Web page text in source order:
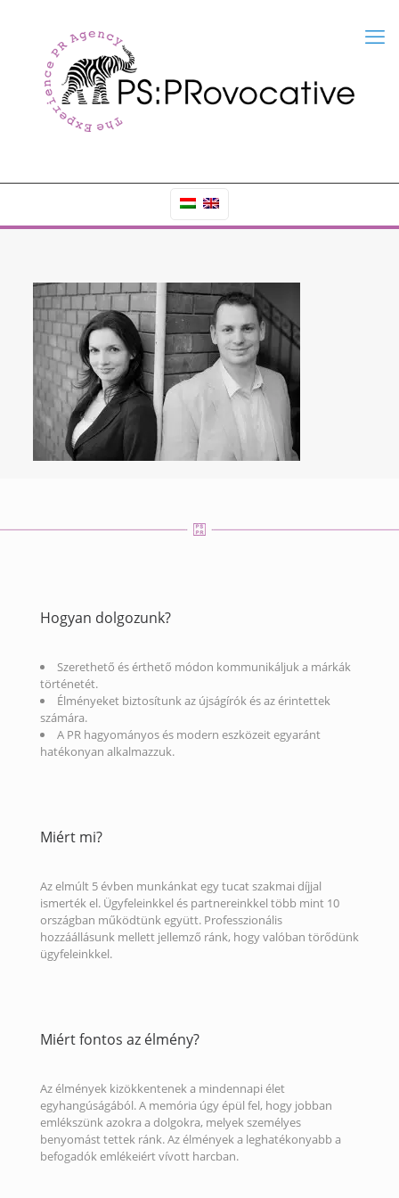
Hogyan dolgozunk?
Szerethető és érthető módon kommunikáljuk a márkák
történetét.
Élményeket biztosítunk az újságírók és az érintettek
számára.
A PR hagyományos és modern eszközeit egyaránt
hatékonyan alkalmazzuk.
Miért mi?
Az elmúlt 5 évben munkánkat egy tucat szakmai díjjal
ismerték el. Ügyfeleinkkel és partnereinkkel több mint 10
országban működtünk együtt. Professzionális
hozzáállásunk mellett jellemző ránk, hogy valóban törődünk
ügyfeleinkkel.
Miért fontos az élmény?
Az élmények kizökkentenek a mindennapi élet
egyhangúságából. A memória úgy épül fel, hogy jobban
emlékszünk azokra a dolgokra, melyek személyes
benyomást tettek ránk. Az élmények a leghatékonyabb a
befogadók emlékeiért vívott harcban.